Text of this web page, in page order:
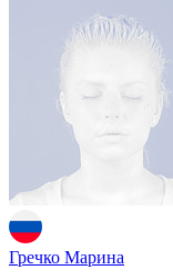
Гречко Марина